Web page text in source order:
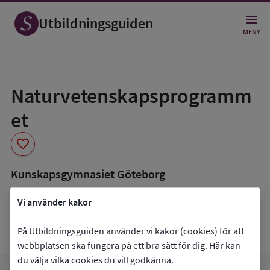
Vi använder kakor
På Utbildningsguiden använder vi kakor (cookies) för att
webbplatsen ska fungera på ett bra sätt för dig. Här kan
du välja vilka cookies du vill godkänna.
Utbildningsguiden MENY
Naturvetenskapsprogramm
et
favorite
som
favorit
Kunskapsgymnasiet Göteborg
book_5 Inriktning som finns tillgänglig
Naturvetenskap och samhälle
Naturvetenskap